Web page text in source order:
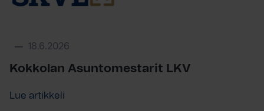
18.6.2026
Kokkolan Asuntomestarit LKV
Lue artikkeli